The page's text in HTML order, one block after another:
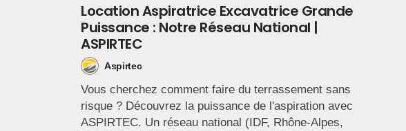
Location Aspiratrice Excavatrice Grande
Puissance : Notre Réseau National |
ASPIRTEC
Aspirtec
Vous cherchez comment faire du terrassement sans
risque ? Découvrez la puissance de l'aspiration avec
ASPIRTEC. Un réseau national (IDF, Rhône-Alpes,